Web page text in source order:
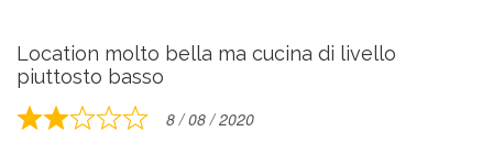
Location molto bella ma cucina di livello
piuttosto basso
Rated
8 / 08 / 2020